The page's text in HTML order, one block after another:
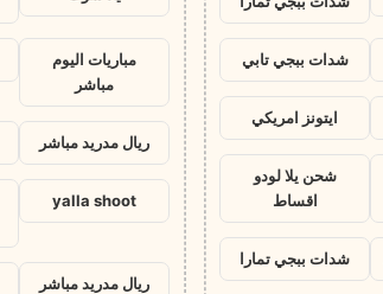
شدات ببجي تابي
ايتونز امريكي
شحن يلا لودو
اقساط
شدات ببجي تمارا
مباريات اليوم
مباشر
ريال مدريد مباشر
yalla shoot
ريال مدريد مباشر